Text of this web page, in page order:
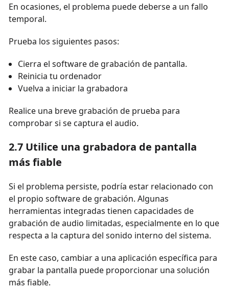
En ocasiones, el problema puede deberse a un fallo
temporal.
Prueba los siguientes pasos:
Cierra el software de grabación de pantalla.
Reinicia tu ordenador
Vuelva a iniciar la grabadora
Realice una breve grabación de prueba para
comprobar si se captura el audio.
2.7 Utilice una grabadora de pantalla
más fiable
Si el problema persiste, podría estar relacionado con
el propio software de grabación. Algunas
herramientas integradas tienen capacidades de
grabación de audio limitadas, especialmente en lo que
respecta a la captura del sonido interno del sistema.
En este caso, cambiar a una aplicación específica para
grabar la pantalla puede proporcionar una solución
más fiable.